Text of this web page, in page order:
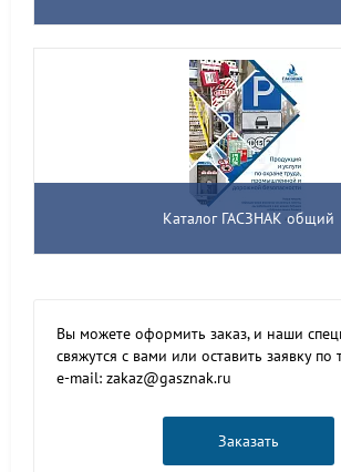
Каталог ГАСЗНАК общий
Вы можете оформить заказ, и наши
свяжутся с вами или оставить заявку по
e-mail: zakaz@gasznak.ru
Заказать